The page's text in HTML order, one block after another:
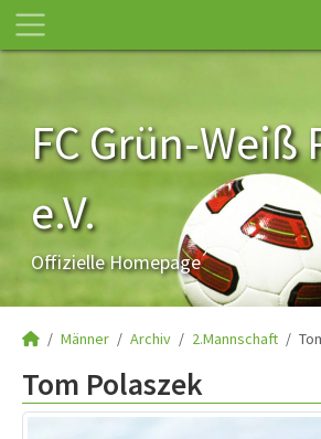
FC Grün-Weiß
e.V.
Offizielle Homepage
Männer Archiv 2.Mannschaft
Tom Polaszek